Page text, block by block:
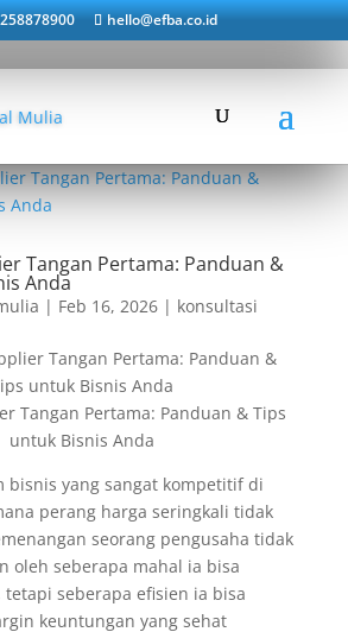
hello@efba.co.id
Tangan Pertama: Panduan &
Anda
| Feb 16, 2026| konsultasi
Tangan Pertama: Panduan & Tips
untuk Bisnis Anda
bisnis yang sangat kompetitif di
perang harga seringkali tidak
seorang pengusaha tidak
oleh seberapa mahal ia bisa
seberapa efisien ia bisa
keuntungan yang sehat